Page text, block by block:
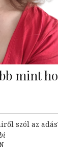
mint
szól az